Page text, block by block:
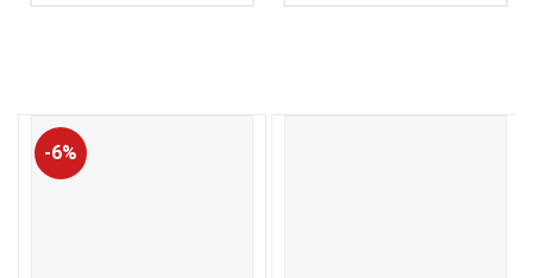
-6%